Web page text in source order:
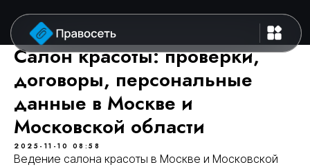
Салон красоты: проверки,
договоры, персональные
данные в Москве и
Московской области
2025-11-10 08:58
Ведение салона красоты в Москве и Московской